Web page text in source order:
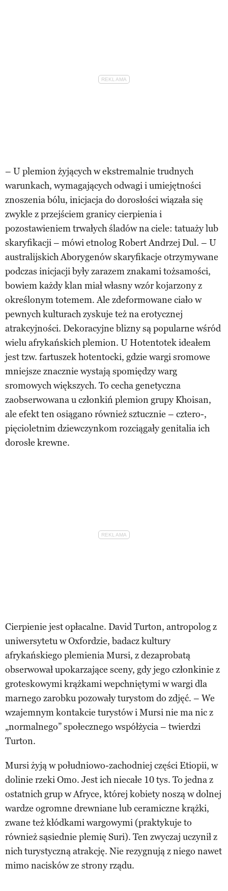
– U plemion żyjących w ekstremalnie trudnych
warunkach, wymagających odwagi i umiejętności
znoszenia bólu, inicjacja do dorosłości wiązała się
zwykle z przejściem granicy cierpienia i
pozostawieniem trwałych śladów na ciele: tatuaży lub
skaryfikacji – mówi etnolog Robert Andrzej Dul. – U
australijskich Aborygenów skaryfikacje otrzymywane
podczas inicjacji były zarazem znakami tożsamości,
bowiem każdy klan miał własny wzór kojarzony z
określonym totemem. Ale zdeformowane ciało w
pewnych kulturach zyskuje też na erotycznej
atrakcyjności. Dekoracyjne blizny są popularne wśród
wielu afrykańskich plemion. U Hotentotek ideałem
jest tzw. fartuszek hotentocki, gdzie wargi sromowe
mniejsze znacznie wystają spomiędzy warg
sromowych większych. To cecha genetyczna
zaobserwowana u członkiń plemion grupy Khoisan,
ale efekt ten osiągano również sztucznie – cztero-,
pięcioletnim dziewczynkom rozciągały genitalia ich
dorosłe krewne.
Cierpienie jest opłacalne. David Turton, antropolog z
uniwersytetu w Oxfordzie, badacz kultury
afrykańskiego plemienia Mursi, z dezaprobatą
obserwował upokarzające sceny, gdy jego członkinie z
groteskowymi krążkami wepchniętymi w wargi dla
marnego zarobku pozowały turystom do zdjęć. – We
wzajemnym kontakcie turystów i Mursi nie ma nic z
„normalnego” społecznego współżycia – twierdzi
Turton.
Mursi żyją w południowo-zachodniej części Etiopii, w
dolinie rzeki Omo. Jest ich niecałe 10 tys. To jedna z
ostatnich grup w Afryce, której kobiety noszą w dolnej
wardze ogromne drewniane lub ceramiczne krążki,
zwane też kłódkami wargowymi (praktykuje to
również sąsiednie plemię Suri). Ten zwyczaj uczynił z
nich turystyczną atrakcję. Nie rezygnują z niego nawet
mimo nacisków ze strony rządu.